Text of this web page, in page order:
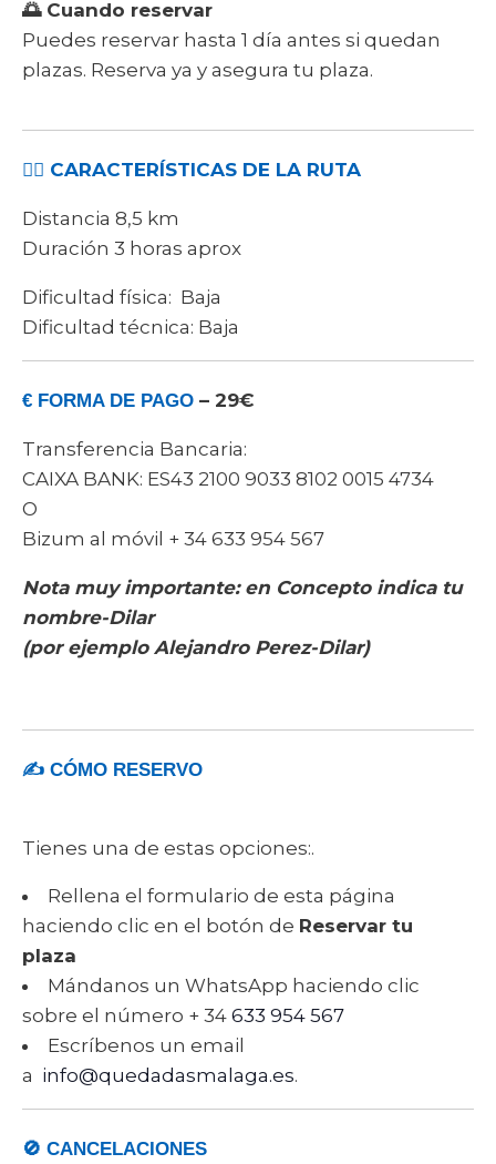
🌅 Cuando reservar
Puedes reservar hasta 1 día antes si quedan
plazas. Reserva ya y asegura tu plaza.
🚶‍♀ CARACTERÍSTICAS DE LA RUTA
Distancia 8,5 km
Duración 3 horas aprox
Dificultad física: Baja
Dificultad técnica: Baja
€ FORMA DE PAGO – 29€
Transferencia Bancaria:
CAIXA BANK: ES43 2100 9033 8102 0015 4734
O
Bizum al móvil + 34 633 954 567
Nota muy importante: en Concepto indica tu
nombre-Dilar
(por ejemplo Alejandro Perez-Dilar)
✍ CÓMO RESERVO
Tienes una de estas opciones:.
Rellena el formulario de esta página
haciendo clic en el botón de Reservar tu
plaza
Mándanos un WhatsApp haciendo clic
sobre el número + 34 633 954 567
Escríbenos un email
a info@quedadasmalaga.es.
🚫 CANCELACIONES